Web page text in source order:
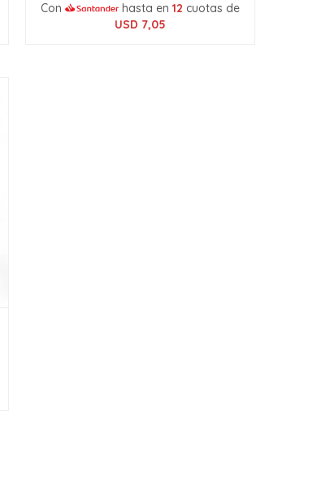
Con hasta en12 cuotas de
USD 7,05